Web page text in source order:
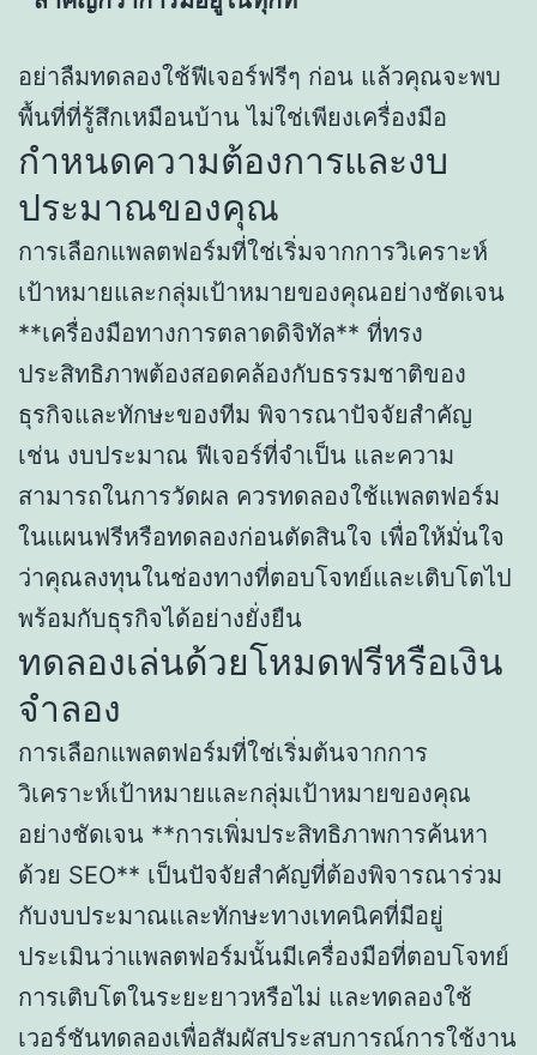
อย่าลืมทดลองใช้ฟีเจอร์ฟรีๆ ก่อน แล้วคุณจะพบ
พื้นที่ที่รู้สึกเหมือนบ้าน ไม่ใช่เพียงเครื่องมือ
กำหนดความต้องการและงบ
ประมาณของคุณ
การเลือกแพลตฟอร์มที่ใช่เริ่มจากการวิเคราะห์
เป้าหมายและกลุ่มเป้าหมายของคุณอย่างชัดเจน
**เครื่องมือทางการตลาดดิจิทัล** ที่ทรง
ประสิทธิภาพต้องสอดคล้องกับธรรมชาติของ
ธุรกิจและทักษะของทีม พิจารณาปัจจัยสำคัญ
เช่น งบประมาณ ฟีเจอร์ที่จำเป็น และความ
สามารถในการวัดผล ควรทดลองใช้แพลตฟอร์ม
ในแผนฟรีหรือทดลองก่อนตัดสินใจ เพื่อให้มั่นใจ
ว่าคุณลงทุนในช่องทางที่ตอบโจทย์และเติบโตไป
พร้อมกับธุรกิจได้อย่างยั่งยืน
ทดลองเล่นด้วยโหมดฟรีหรือเงิน
จำลอง
การเลือกแพลตฟอร์มที่ใช่เริ่มต้นจากการ
วิเคราะห์เป้าหมายและกลุ่มเป้าหมายของคุณ
อย่างชัดเจน **การเพิ่มประสิทธิภาพการค้นหา
ด้วย SEO** เป็นปัจจัยสำคัญที่ต้องพิจารณาร่วม
กับงบประมาณและทักษะทางเทคนิคที่มีอยู่
ประเมินว่าแพลตฟอร์มนั้นมีเครื่องมือที่ตอบโจทย์
การเติบโตในระยะยาวหรือไม่ และทดลองใช้
เวอร์ชันทดลองเพื่อสัมผัสประสบการณ์การใช้งาน